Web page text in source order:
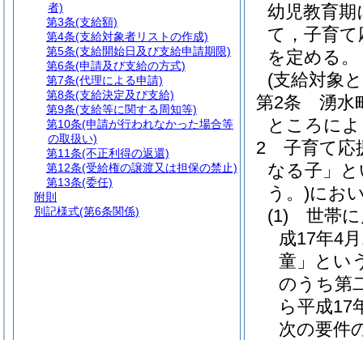
幼児教育
て，子育
を定める。
(支給対象
第2条
湧水
ところに
2
子育て応
なる子」
う。)にお
(1)
世帯
成17年4
童」とい
のうち第
ら平成17
次の要件
者)
第3条(支給額)
第4条(支給対象者リストの作成)
第5条(支給開始日及び支給申請期限)
第6条(申請及び支給の方式)
第7条(代理による申請)
第8条(支給決定及び支給)
第9条(支給等に関する周知等)
第10条(申請が行われなかった場合等
の取扱い)
第11条(不正利得の返還)
第12条(受給権の譲渡又は担保の禁止)
第13条(委任)
附則
別記様式(第6条関係)